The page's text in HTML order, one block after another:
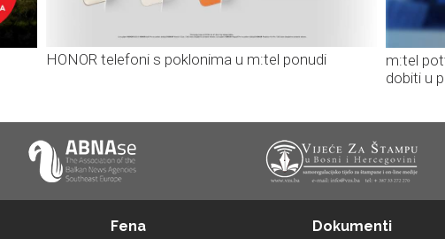
HONOR telefoni s poklonima u m:tel ponudi
m:tel
dobiti u
Fena Dokumenti